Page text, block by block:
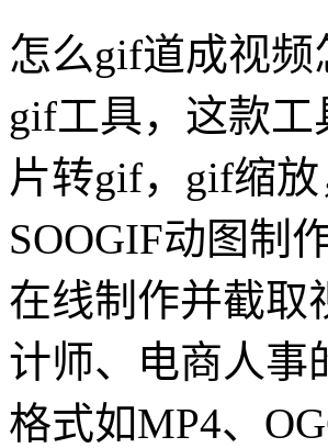
怎么gif道成视
gif工具，这款
片转gif，gif缩
SOOGIF动图制
在线制作并截取
计师、电商人事
格式如MP4、